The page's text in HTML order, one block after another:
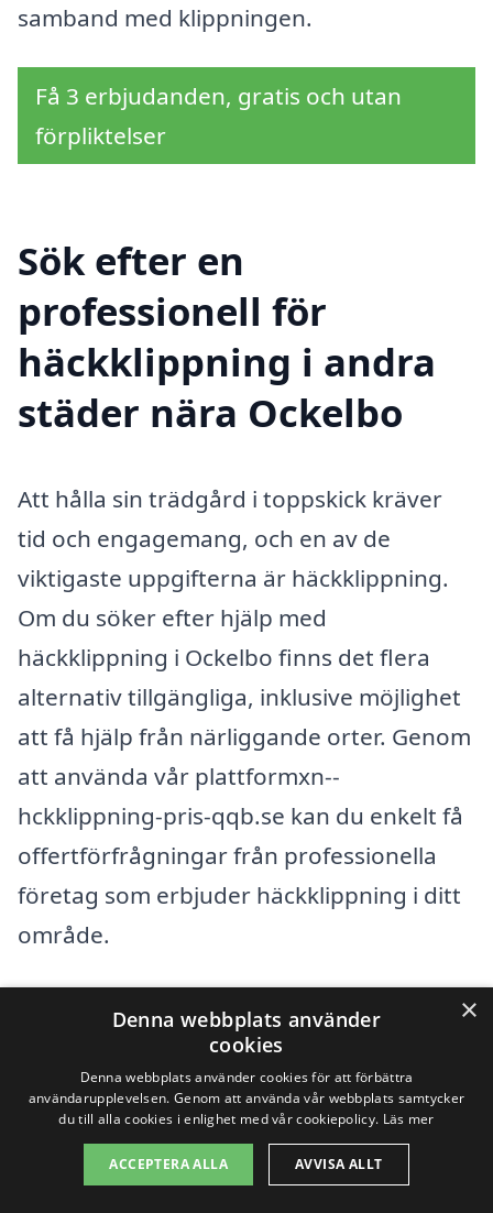
samband med klippningen.
Få 3 erbjudanden, gratis och utan
förpliktelser
Sök efter en
professionell för
häckklippning i andra
städer nära Ockelbo
Att hålla sin trädgård i toppskick kräver
tid och engagemang, och en av de
viktigaste uppgifterna är häckklippning.
Om du söker efter hjälp med
häckklippning i Ockelbo finns det flera
alternativ tillgängliga, inklusive möjlighet
att få hjälp från närliggande orter. Genom
att använda vår plattformxn--
hckklippning-pris-qqb.se kan du enkelt få
offertförfrågningar från professionella
företag som erbjuder häckklippning i ditt
område.
Det finns många duktiga
trädgårdsmästare och landskapsvårdare
som kan hjälpa dig med häckklippning.
Här är några städer i närheten av Ockelbo
där du kan hitta experter:
×
Denna webbplats använder
cookies
Denna webbplats använder cookies för att förbättra
användarupplevelsen. Genom att använda vår webbplats samtycker
du till alla cookies i enlighet med vår cookiepolicy. Läs mer
ACCEPTERA ALLA AVVISA ALLT